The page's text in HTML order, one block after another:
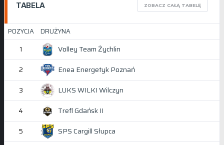
TABELA ZOBACZ CAŁĄ TABELĘ
POZYCJA
DRUŻYNA
1
Volley Team Żychlin
2 Enea Energetyk Poznań
3 LUKS WILKI Wilczyn
4 Trefl Gdańsk II
5 SPS Cargill Słupca